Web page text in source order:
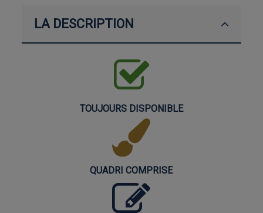
LA DESCRIPTION
TOUJOURS DISPONIBLE
QUADRI COMPRISE